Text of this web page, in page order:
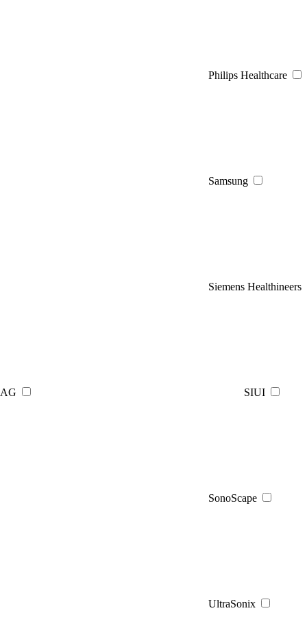
Philips Healthcare
Samsung
Siemens Healthineers
AG SIUI
SonoScape
UltraSonix